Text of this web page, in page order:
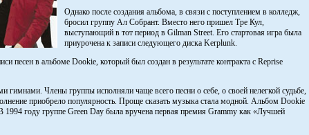
Однако после создания альбома, в связи с поступлением в колледж,
бросил группу Ал Собрант. Вместо него пришел Тре Кул,
выступающий в тот период в Gilman Street. Его стартовая игра была
приурочена к записи следующего диска Kerplunk.
песен в альбоме Dookie, который был создан в результате контракта с Reprise
гимнами. Члены группы исполняли чаще всего песни о себе, о своей нелегкой судьбе,
приобрело популярность. Проще сказать музыка стала модной. Альбом Dookie
году группе Green Day была вручена первая премия Grammy как «Лучшей